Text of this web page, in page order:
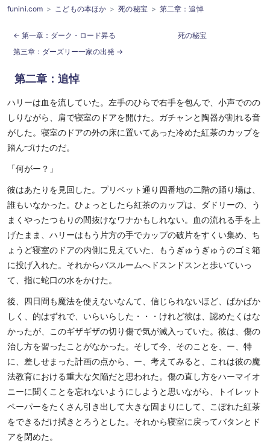
funini.com こどもの本ほか 死の秘宝 第二章：追悼
第一章：ダーク・ロード昇る
死の秘宝
第三章：ダーズリー一家の出発
第二章：追悼
ハリーは血を流していた。左手のひらで右手を包んで、小声でのの
しりながら、肩で寝室のドアを開けた。ガチャンと陶器が割れる音
がした。寝室のドアの外の床に置いてあった冷めた紅茶のカップを
踏んづけたのだ。
「何がー？」
彼はあたりを見回した。プリベット通り四番地の二階の踊り場は、
誰もいなかった。ひょっとしたら紅茶のカップは、ダドリーの、う
まくやったつもりの間抜けなワナかもしれない。血の流れる手を上
げたまま、ハリーはもう片方の手でカップの破片をすくい集め、ち
ょうど寝室のドアの内側に見えていた、もうぎゅうぎゅうのゴミ箱
に投げ入れた。それからバスルームへドスンドスンと歩いていっ
て、指に蛇口の水をかけた。
後、四日間も魔法を使えないなんて、信じられないほど、ばかばか
しく、的はずれで、いらいらした・・・けれど彼は、認めたくはな
かったが、このギザギザの切り傷で気が滅入っていた。彼は、傷の
治し方を習ったことがなかった。そして今、そのことを、ー、特
に、差しせまった計画の点から、ー、考えてみると、これは彼の魔
法教育における重大な欠陥だと思われた。傷の直し方をハーマイオ
ニーに聞くことを忘れないようにしようと思いながら、トイレット
ペーパーをたくさん引き出して大きな固まりにして、こぼれた紅茶
をできるだけ拭きとろうとした。それから寝室に戻ってバタンとド
アを閉めた。